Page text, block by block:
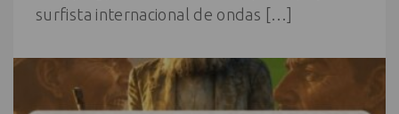
surfista internacional de ondas […]